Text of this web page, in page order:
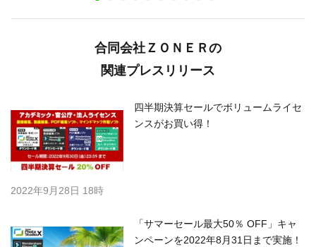
合同会社ＺＯＮＥＲの
関連プレスリリース
四半期決算セールでボリュームライセ
ンスがお買い得！
2022年9月28日 18時
「サマーセール最大50％ OFF」キャ
ンペーンを2022年8月31日まで実施！